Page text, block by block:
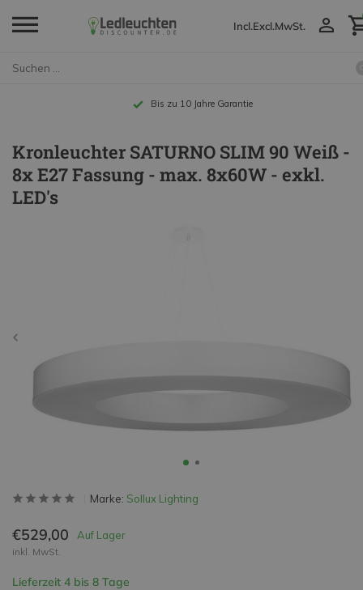
Incl.Excl.MwSt.
Bis zu 10 Jahre Garantie
Kronleuchter SATURNO SLIM 90 Weiß -
8x E27 Fassung - max. 8x60W - exkl.
LED's
Marke: Sollux Lighting
€529,00 Auf Lager
inkl. MwSt.
Lieferzeit 4 bis 8 Tage